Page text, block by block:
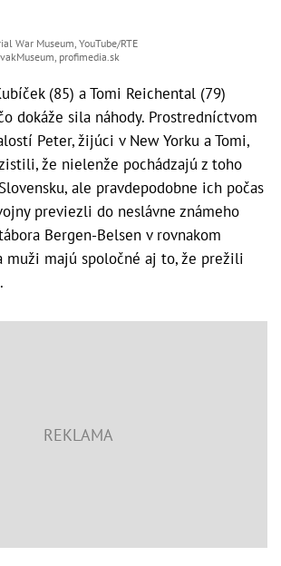
War Museum, YouTube/RTE
profimedia.sk
(85) a Tomi Reichental (79)
dokáže sila náhody. Prostredníctvom
Peter, žijúci v New Yorku a Tomi,
že nielenže pochádzajú z toho
ale pravdepodobne ich počas
previezli do neslávne známeho
Bergen-Belsen v rovnakom
muži majú spoločné aj to, že prežili